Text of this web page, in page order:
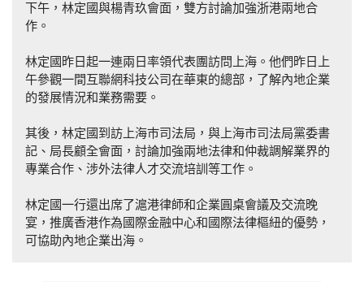
下午，林定國與楊青玖會面，雙方討論加強浙港兩地合
作。
林定國昨日起一連兩日率領代表團訪問上海。他們昨日上
午參觀一間互聯網科技公司在華東的總部，了解內地企業
的發展情況和業務需要。
其後，林定國到訪上海巿司法局，與上海市司法局黨委書
記、局長顧全會面，討論加強兩地法律和仲裁調解業界的
專業合作、涉外法律人才交流培訓等工作。
林定國一行還出席了滬港律師和企業圓桌會議及交流晚
宴，推廣香港作為國際金融中心和國際法律樞紐的優勢，
可協助內地企業出海。